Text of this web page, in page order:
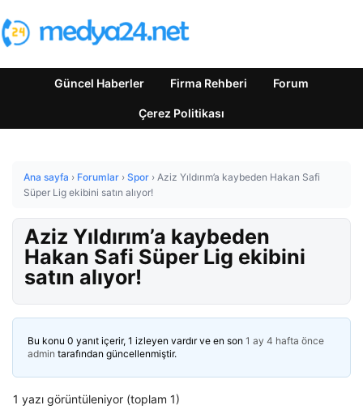
Güncel Haberler Firma Rehberi Forum
Çerez Politikası
Ana sayfa › Forumlar › Spor › Aziz Yıldırım’a kaybeden Hakan Safi
Süper Lig ekibini satın alıyor!
Aziz Yıldırım’a kaybeden
Hakan Safi Süper Lig ekibini
satın alıyor!
Bu konu 0 yanıt içerir, 1 izleyen vardır ve en son 1 ay 4 hafta önce
admin tarafından güncellenmiştir.
1 yazı görüntüleniyor (toplam 1)